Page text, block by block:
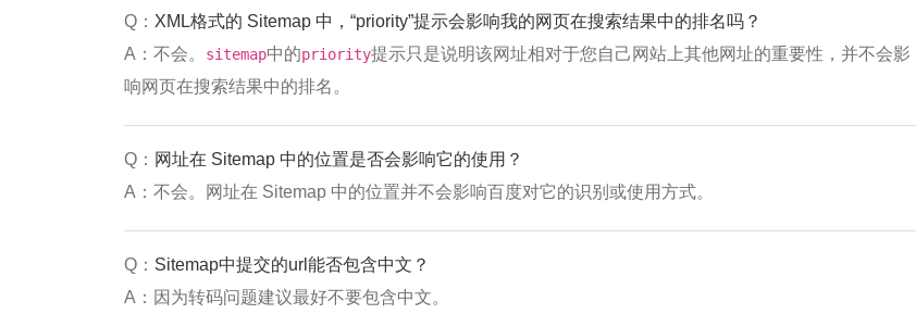
Q： XML格式的 Sitemap 中，“priority”提示会影响我的网页在搜索结果中的排名吗？
A：不会。 sitemap中的priority提示只是说明该网址相对于您自己网站上其他网址的重要性，并不会影
响网页在搜索结果中的排名。
Q： 网址在 Sitemap 中的位置是否会影响它的使用？
A：不会。网址在 Sitemap 中的位置并不会影响百度对它的识别或使用方式。
Q： Sitemap中提交的url能否包含中文？
A：因为转码问题建议最好不要包含中文。